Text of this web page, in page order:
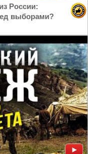
России:
выборами?